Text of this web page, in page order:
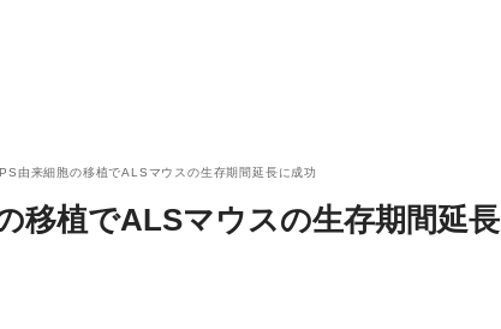
由来細胞の移植でALSマウスの生存期間延長に成功
移植でALSマウスの生存期間延長